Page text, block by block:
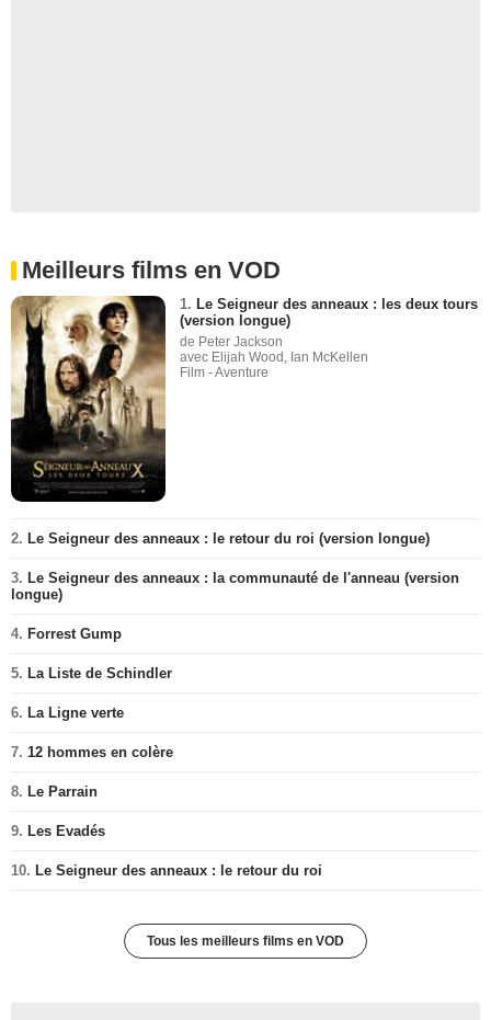
Meilleurs films en VOD
1. Le Seigneur des anneaux : les deux tours
(version longue)
de Peter Jackson
avec Elijah Wood, Ian McKellen
Film - Aventure
2. Le Seigneur des anneaux : le retour du roi (version longue)
3. Le Seigneur des anneaux : la communauté de l'anneau (version
longue)
4. Forrest Gump
5. La Liste de Schindler
6. La Ligne verte
7. 12 hommes en colère
8. Le Parrain
9. Les Evadés
10. Le Seigneur des anneaux : le retour du roi
Tous les meilleurs films en VOD